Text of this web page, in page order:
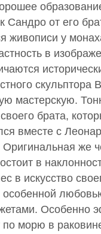
Сандро от его
живописи у
в
скульптора
мастерскую.
брата,
вместе с
же
в
в искусство
Особенно
по морю в